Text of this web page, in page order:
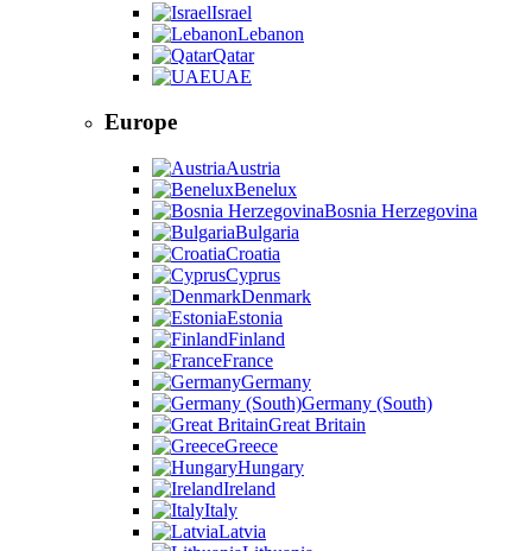
Israel
Lebanon
Qatar
UAE
Europe
Austria
Benelux
Bosnia Herzegovina
Bulgaria
Croatia
Cyprus
Denmark
Estonia
Finland
France
Germany
Germany (South)
Great Britain
Greece
Hungary
Ireland
Italy
Latvia